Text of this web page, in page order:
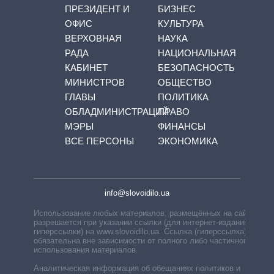
ПРЕЗИДЕНТ И
ОФИС
ВЕРХОВНАЯ
РАДА
КАБИНЕТ
МИНИСТРОВ
ГЛАВЫ
ОБЛАДМИНИСТРАЦИЙ
МЭРЫ
ВСЕ ПЕРСОНЫ
БИЗНЕС
КУЛЬТУРА
НАУКА
НАЦИОНАЛЬНАЯ
БЕЗОПАСНОСТЬ
ОБЩЕСТВО
ПОЛИТИКА
ПРАВО
ФИНАНСЫ
ЭКОНОМИКА
info@slovoidilo.ua
Использование любых материалов, размещённых на сайте,
разрешается при указании ссылки (для интернет-изданий —
гиперссылки) на www.slovoidilo.ua. Ссылка (гиперссылка)
обязательна вне зависимости от полного либо частичного
использования материалов.
Аналитическая информация об обещаниях политиков и